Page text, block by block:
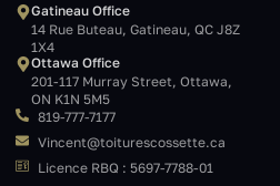
Gatineau Office
14 Rue Buteau, Gatineau, QC J8Z
1X4
Ottawa Office
201-117 Murray Street, Ottawa,
ON K1N 5M5
819-777-7177
Vincent@toiturescossette.ca
Licence RBQ : 5697-7788-01